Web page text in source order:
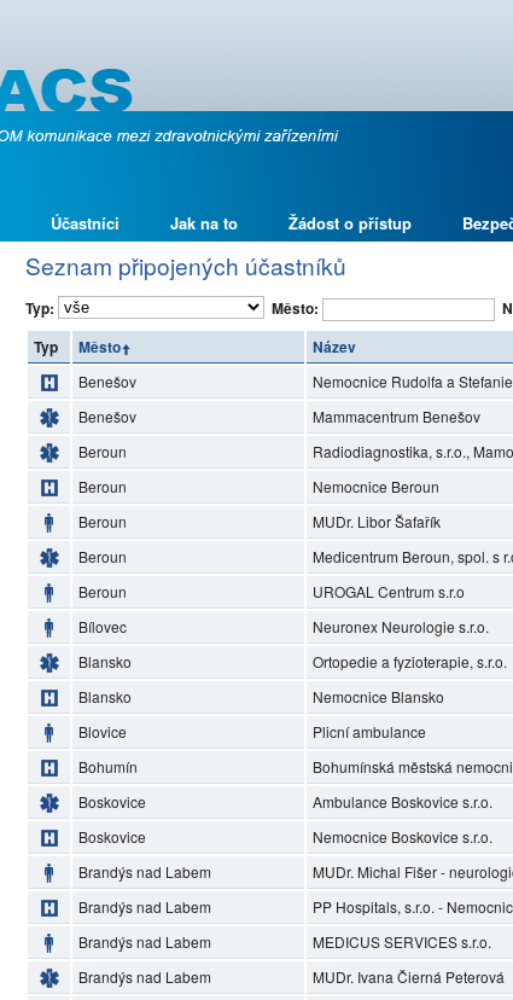
Účastníci Jak na to Žádost o přístup
Seznam připojených účastníků
Typ: Město:
Typ
Město Název
Benešov Nemocnice Rudolfa a
Benešov
Mammacentrum Benešov
Beroun
Radiodiagnostika, s.r.o.,
Beroun
Nemocnice Beroun
Beroun
MUDr. Libor Šafařík
Beroun
Medicentrum Beroun, spol. s
Beroun
UROGAL Centrum s.r.o
Bílovec
Neuronex Neurologie s.r.o.
Blansko
Ortopedie a fyzioterapie, s.r.o.
Blansko
Nemocnice Blansko
Blovice
Plicní ambulance
Bohumín
Bohumínská městská
Boskovice
Ambulance Boskovice s.r.o.
Boskovice
Nemocnice Boskovice s.r.o.
Brandýs nad Labem
MUDr. Michal Fišer -
Brandýs nad Labem
PP Hospitals, s.r.o. -
Brandýs nad Labem
MEDICUS SERVICES s.r.o.
Brandýs nad Labem
MUDr. Ivana Čierná Peterová